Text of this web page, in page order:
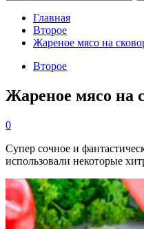
Главная
Второе
Жареное мясо на
Второе
Жареное мясо на
0
Супер сочное и
использовали некоторые